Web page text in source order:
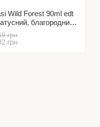
Wild Forest 90ml edt
благородний,
грн
грн